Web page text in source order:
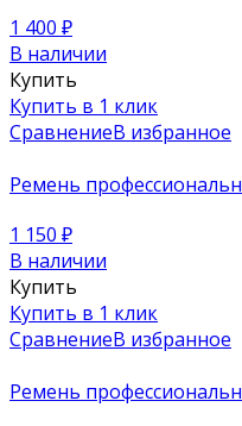
1 400 ₽
В наличии
Купить
Купить в 1 клик
СравнениеВ избранное
Ремень
1 150 ₽
В наличии
Купить
Купить в 1 клик
СравнениеВ избранное
Ремень